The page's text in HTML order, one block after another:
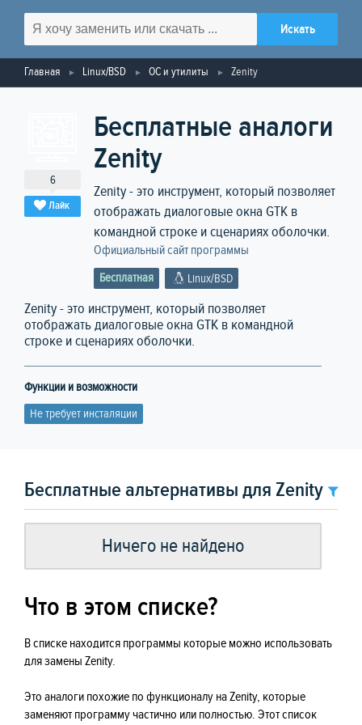
Главная Linux/BSD ОС и утилиты Zenity
6
Лайк
Бесплатные аналоги
Zenity
Zenity - это инструмент, который позволяет
отображать диалоговые окна GTK в
командной строке и сценариях оболочки.
Официальный сайт программы
Бесплатная Linux/BSD
Zenity - это инструмент, который позволяет
отображать диалоговые окна GTK в командной
строке и сценариях оболочки.
Функции и возможности
Не требует инсталяции
Бесплатные альтернативы для Zenity
Ничего не найдено
Что в этом списке?
В списке находится программы которые можно использовать
для замены Zenity.
Это аналоги похожие по функционалу на Zenity, которые
заменяют программу частично или полностью. Этот список